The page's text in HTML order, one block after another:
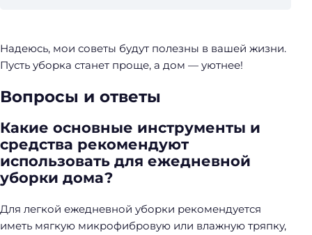
Надеюсь, мои советы будут полезны в вашей жизни.
Пусть уборка станет проще, а дом — уютнее!
Вопросы и ответы
Какие основные инструменты и
средства рекомендуют
использовать для ежедневной
уборки дома?
Для легкой ежедневной уборки рекомендуется
иметь мягкую микрофибровую или влажную тряпку,